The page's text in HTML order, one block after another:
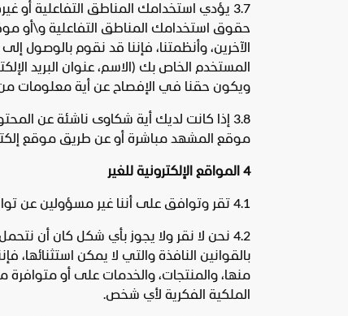
3.7 يؤدي استخدامك المناطق التفاعلية
حقوق استخدامك المناطق التفاعلية و\أو
الآخرين، وأنظمتنا، فإننا قد نقوم
المستخدم الخاص بك (الاسم، عنوان البريد
ويكون حقنا في الإفصاح عن أية معلومات من
3.8 إذا كانت لديك أية شكاوى ناشئة عن
موقع المشهد مباشرة أو عن طريق موقع
4 المواقع الإلكترونية للغير
4.1 تقر وتوافق على أننا غير مسؤولين عن توافر أو محتوى أي موقع إلكتروني للغير والذي وصلت إليه عن طريق موقع المشهد.
4.2 نحن لا نقر ولا يجوز بأي شكل كان أن
بالقوانين النافذة والتي لا يمكن استثنائها،
منها، والمنتجات، والخدمات على أو متوافرة
الملكية الفكرية لأي شخص.